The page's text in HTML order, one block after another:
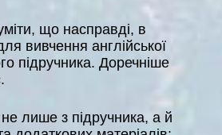
що насправді, в
вивчення англійської
підручника. Доречніше
лише з підручника, а й